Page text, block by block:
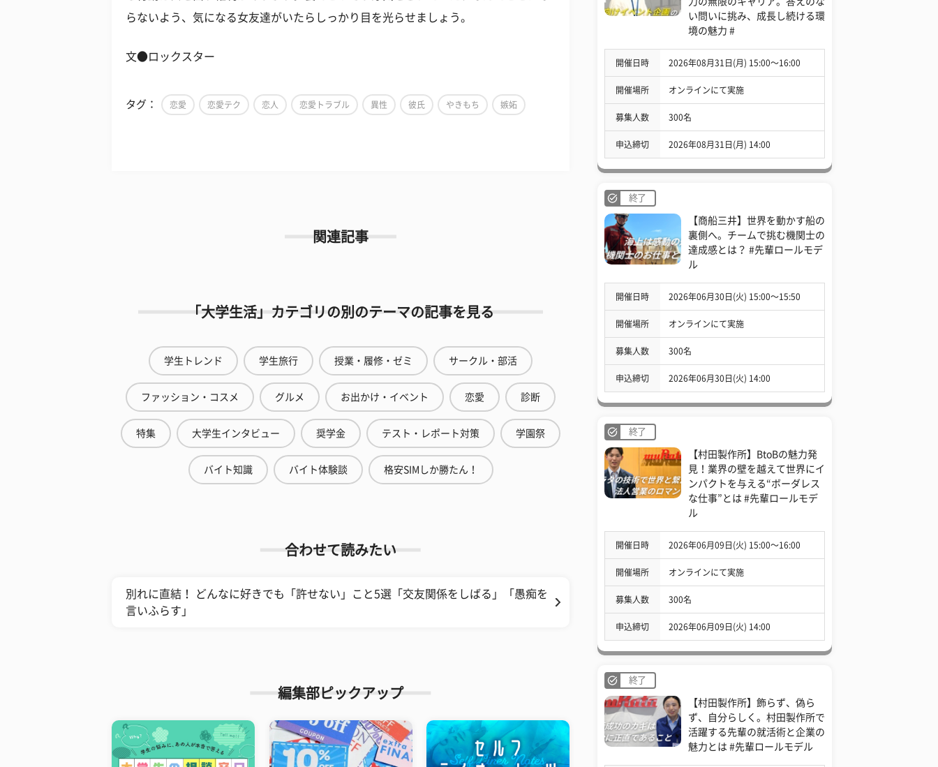
らないよう、気になる女友達がいたらしっかり目を光らせましょう。
文●ロックスター
タグ： 恋愛 恋愛テク 恋人 恋愛トラブル 異性 彼氏 やきもち 嫉妬
関連記事
「大学生活」カテゴリの別のテーマの記事を見る
学生トレンド 学生旅行 授業・履修・ゼミ サークル・部活
ファッション・コスメ グルメ お出かけ・イベント 恋愛 診断
特集 大学生インタビュー 奨学金 テスト・レポート対策 学園祭
バイト知識 バイト体験談 格安SIMしか勝たん！
合わせて読みたい
別れに直結！ どんなに好きでも「許せない」こと5選「交友関係をしばる」「愚痴を
言いふらす」
編集部ピックアップ
い問いに挑み、成長し続ける環
境の魅力 #
開催日時 2026年08月31日(月) 15:00〜16:00
開催場所 オンラインにて実施
募集人数 300名
申込締切 2026年08月31日(月) 14:00
終了
【商船三井】世界を動かす船の
裏側へ。チームで挑む機関士の
達成感とは？ #先輩ロールモデ
ル
開催日時 2026年06月30日(火) 15:00〜15:50
開催場所 オンラインにて実施
募集人数 300名
申込締切 2026年06月30日(火) 14:00
終了
【村田製作所】BtoBの魅力発
見！業界の壁を越えて世界にイ
ンパクトを与える“ボーダレス
な仕事”とは #先輩ロールモデ
ル
開催日時 2026年06月09日(火) 15:00〜16:00
開催場所 オンラインにて実施
募集人数 300名
申込締切 2026年06月09日(火) 14:00
終了
【村田製作所】飾らず、偽ら
ず、自分らしく。村田製作所で
活躍する先輩の就活術と企業の
魅力とは #先輩ロールモデル